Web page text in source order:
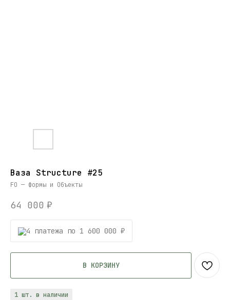
Ваза Structure #25
FO — Формы и Объекты
64 000 ₽
4 платежа по 1 600 000 ₽
В КОРЗИНУ
1 шт. в наличии